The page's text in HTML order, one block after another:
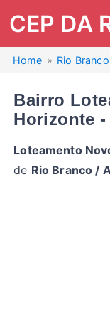
CEP DA
Home Rio
Bairro
Horizonte
Loteamento
de Rio Branco /